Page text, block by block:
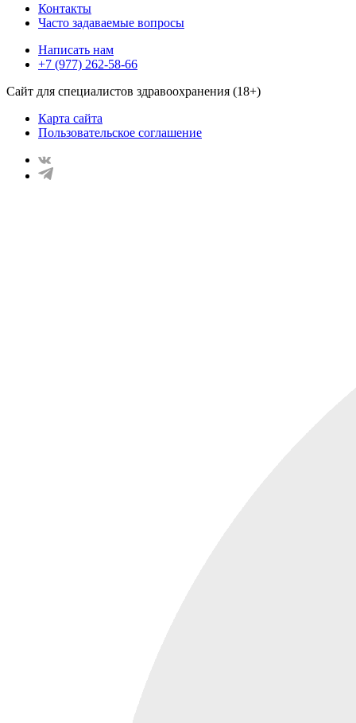
Контакты
Часто задаваемые вопросы
Написать нам
+7 (977) 262-58-66
Сайт для специалистов здравоохранения (18+)
Карта сайта
Пользовательское соглашение